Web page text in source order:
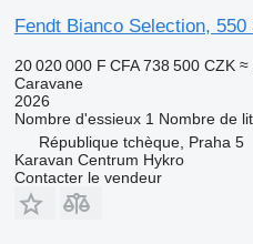
Fendt Bianco Selection, 550
20 020 000 F CFA 738 500 CZK ≈
Caravane
2026
Nombre d'essieux 1 Nombre de
République tchèque, Praha 5
Karavan Centrum Hykro
Contacter le vendeur